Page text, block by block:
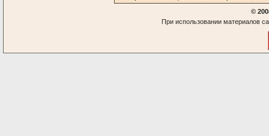
©
При использовании материалов